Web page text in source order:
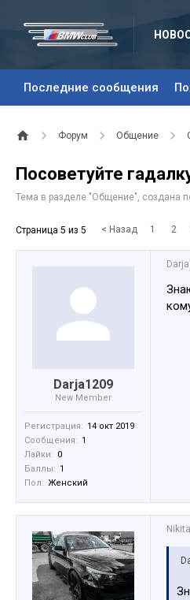
Последние сообщения
Форум Общение
Посоветуйте
Тема в разделе "Общение", создана
Страница 5 из 5 < Назад 1 2
Darja1209
New Member
Регистрация: 14 окт 2019
Сообщения: 1
Лайки: 0
Баллы: 1
Пол: Женский